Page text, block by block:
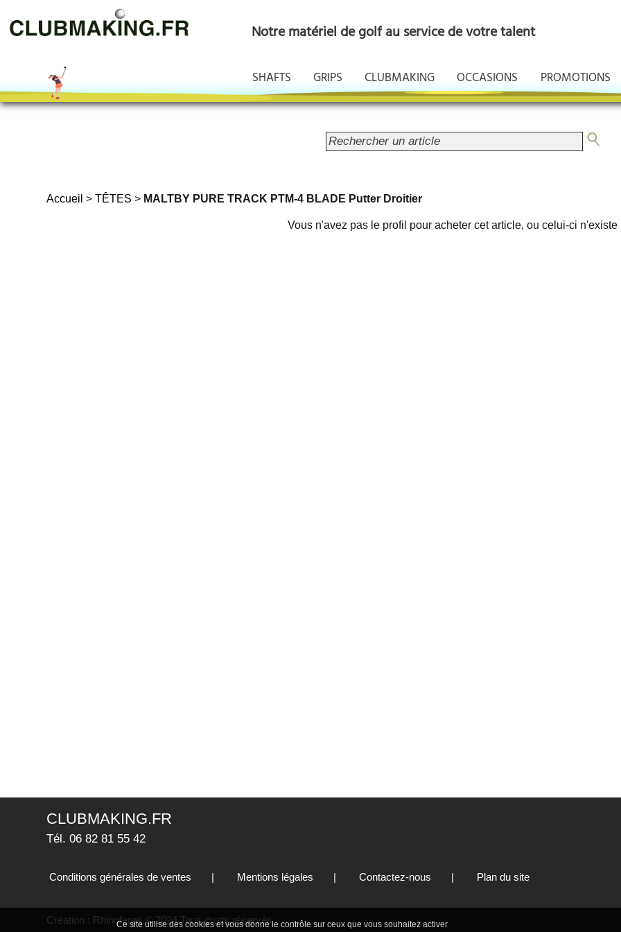
Notre matériel de golf au service de votre talent
SHAFTS GRIPS CLUBMAKING OCCASIONS PROMOTIONS
Accueil >TÊTES > MALTBY PURE TRACK PTM-4 BLADE Putter Droitier
Vous n'avez pas le profil pour acheter cet article, ou celui-ci n'existe
CLUBMAKING.FR
Tél. 06 82 81 55 42
Conditions générales de ventes | Mentions légales | Contactez-nous | Plan du site
Création : Rhinoferos © 2024 Tous droits réservés
Ce site utilise des cookies et vous donne le contrôle sur ceux que vous souhaitez activer